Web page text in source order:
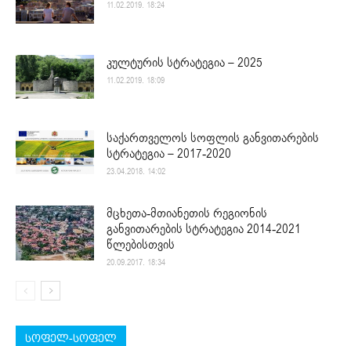
11.02.2019. 18:24
კულტურის სტრატეგია – 2025
11.02.2019. 18:09
საქართველოს სოფლის განვითარების
სტრატეგია – 2017-2020
23.04.2018. 14:02
მცხეთა-მთიანეთის რეგიონის
განვითარების სტრატეგია 2014-2021
წლებისთვის
20.09.2017. 18:34
სოფელ-სოფელ